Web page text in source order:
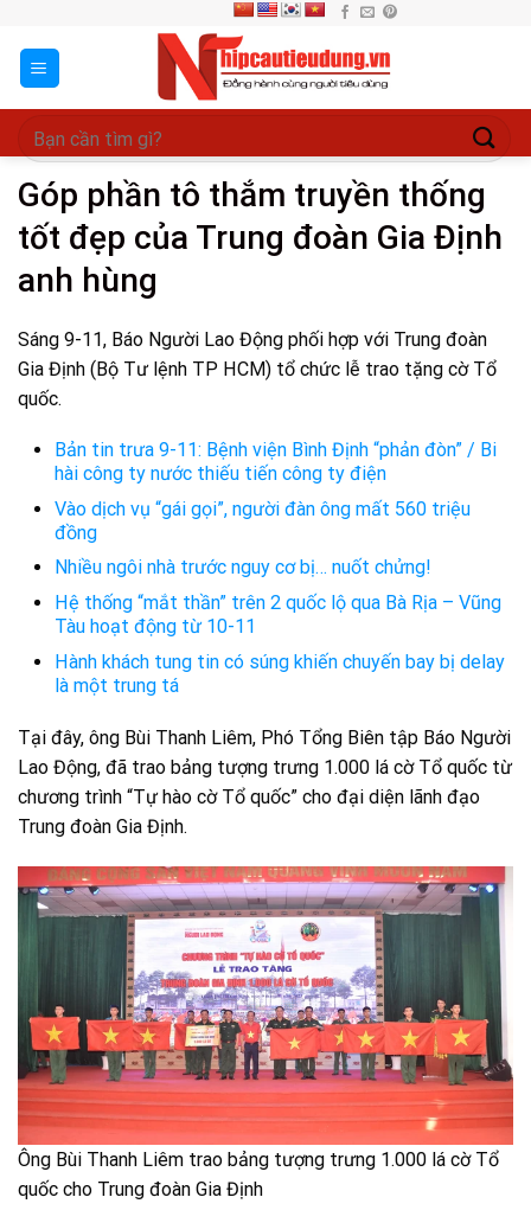
content
Góp phần tô thắm truyền thống
tốt đẹp của Trung đoàn Gia Định
anh hùng
Sáng 9-11, Báo Người Lao Động phối hợp với Trung đoàn
Gia Định (Bộ Tư lệnh TP HCM) tổ chức lễ trao tặng cờ Tổ
quốc.
Bản tin trưa 9-11: Bệnh viện Bình Định “phản đòn” / Bi
hài công ty nước thiếu tiến công ty điện
Vào dịch vụ “gái gọi”, người đàn ông mất 560 triệu
đồng
Nhiều ngôi nhà trước nguy cơ bị… nuốt chửng!
Hệ thống “mắt thần” trên 2 quốc lộ qua Bà Rịa – Vũng
Tàu hoạt động từ 10-11
Hành khách tung tin có súng khiến chuyến bay bị delay
là một trung tá
Tại đây, ông Bùi Thanh Liêm, Phó Tổng Biên tập Báo Người
Lao Động, đã trao bảng tượng trưng 1.000 lá cờ Tổ quốc từ
chương trình “Tự hào cờ Tổ quốc” cho đại diện lãnh đạo
Trung đoàn Gia Định.
Ông Bùi Thanh Liêm trao bảng tượng trưng 1.000 lá cờ Tổ
quốc cho Trung đoàn Gia Định